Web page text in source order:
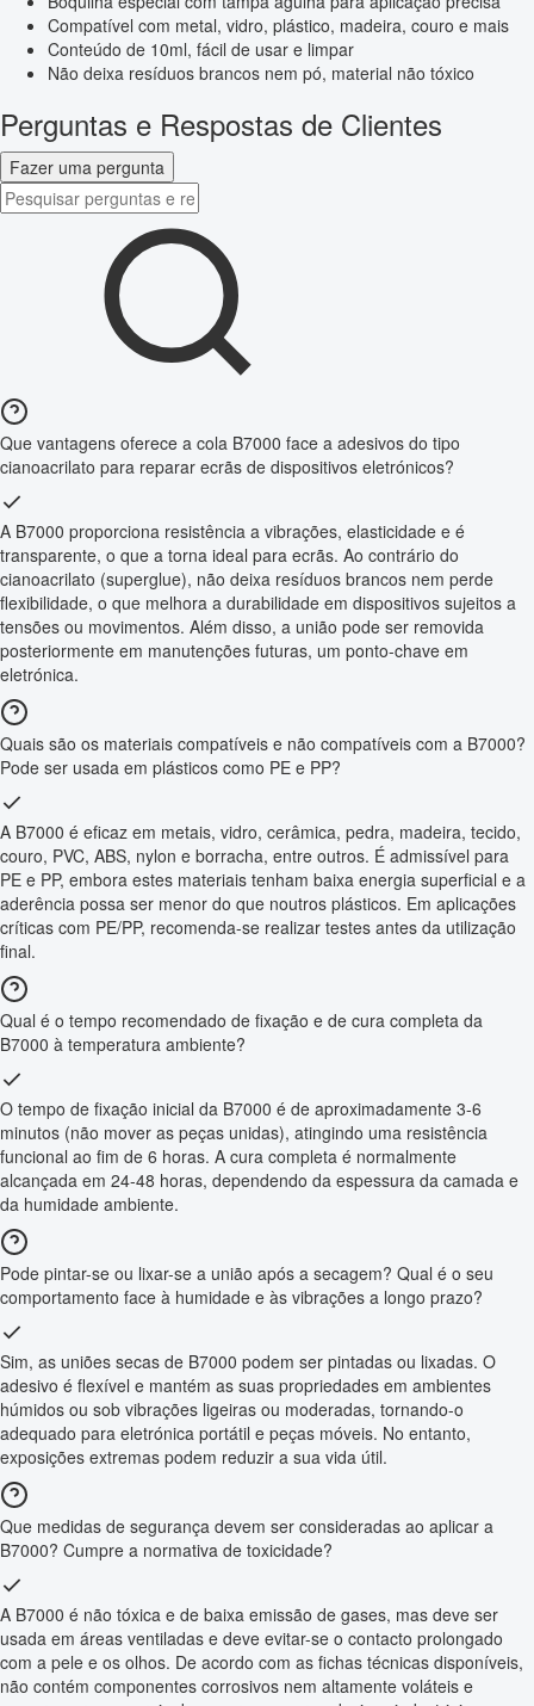
Compatível com metal, vidro, plástico, madeira, couro e mais
Conteúdo de 10ml, fácil de usar e limpar
Não deixa resíduos brancos nem pó, material não tóxico
Perguntas e Respostas de Clientes
Fazer uma pergunta
Que vantagens oferece a cola B7000 face a adesivos do tipo
cianoacrilato para reparar ecrãs de dispositivos eletrónicos?
A B7000 proporciona resistência a vibrações, elasticidade e é
transparente, o que a torna ideal para ecrãs. Ao contrário do
cianoacrilato (superglue), não deixa resíduos brancos nem perde
flexibilidade, o que melhora a durabilidade em dispositivos sujeitos a
tensões ou movimentos. Além disso, a união pode ser removida
posteriormente em manutenções futuras, um ponto-chave em
eletrónica.
Quais são os materiais compatíveis e não compatíveis com a B7000?
Pode ser usada em plásticos como PE e PP?
A B7000 é eficaz em metais, vidro, cerâmica, pedra, madeira, tecido,
couro, PVC, ABS, nylon e borracha, entre outros. É admissível para
PE e PP, embora estes materiais tenham baixa energia superficial e a
aderência possa ser menor do que noutros plásticos. Em aplicações
críticas com PE/PP, recomenda-se realizar testes antes da utilização
final.
Qual é o tempo recomendado de fixação e de cura completa da
B7000 à temperatura ambiente?
O tempo de fixação inicial da B7000 é de aproximadamente 3-6
minutos (não mover as peças unidas), atingindo uma resistência
funcional ao fim de 6 horas. A cura completa é normalmente
alcançada em 24-48 horas, dependendo da espessura da camada e
da humidade ambiente.
Pode pintar-se ou lixar-se a união após a secagem? Qual é o seu
comportamento face à humidade e às vibrações a longo prazo?
Sim, as uniões secas de B7000 podem ser pintadas ou lixadas. O
adesivo é flexível e mantém as suas propriedades em ambientes
húmidos ou sob vibrações ligeiras ou moderadas, tornando-o
adequado para eletrónica portátil e peças móveis. No entanto,
exposições extremas podem reduzir a sua vida útil.
Que medidas de segurança devem ser consideradas ao aplicar a
B7000? Cumpre a normativa de toxicidade?
A B7000 é não tóxica e de baixa emissão de gases, mas deve ser
usada em áreas ventiladas e deve evitar-se o contacto prolongado
com a pele e os olhos. De acordo com as fichas técnicas disponíveis,
não contém componentes corrosivos nem altamente voláteis e